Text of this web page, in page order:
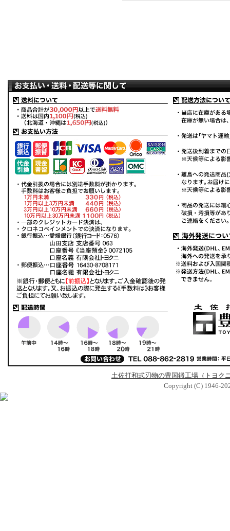
土佐打和式刃物の豊国鍛工場（トヨク
Copyright (C) 1946-